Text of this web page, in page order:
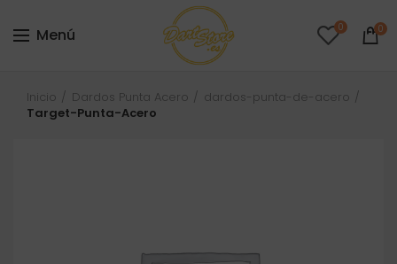
Menú 0 0
Inicio Dardos Punta Acero
dardos-punta-de-acero
Target-Punta-Acero